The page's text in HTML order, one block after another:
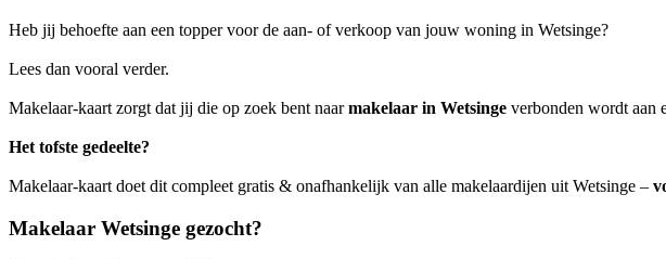
Heb jij behoefte aan een topper voor de aan- of verkoop van jouw woning in Wetsinge?
Lees dan vooral verder.
Makelaar-kaart zorgt dat jij die op zoek bent naarmakelaar in Wetsinge verbonden wordt aan
Het tofste gedeelte?
Makelaar-kaart doet dit compleet gratis & onafhankelijk van alle makelaardijen uit Wetsinge –
Makelaar Wetsinge gezocht?